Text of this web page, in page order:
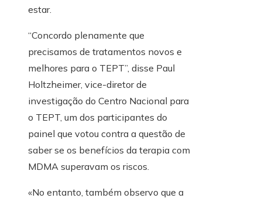
estar.
“Concordo plenamente que
precisamos de tratamentos novos e
melhores para o TEPT”, disse Paul
Holtzheimer, vice-diretor de
investigação do Centro Nacional para
o TEPT, um dos participantes do
painel que votou contra a questão de
saber se os benefícios da terapia com
MDMA superavam os riscos.
«No entanto, também observo que a